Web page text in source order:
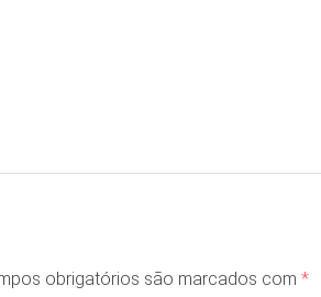
obrigatórios são marcados com *